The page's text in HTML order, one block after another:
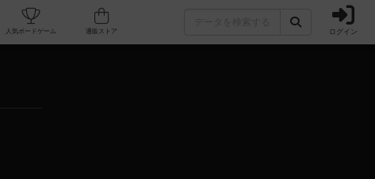
カフェ/店舗 人気ボードゲーム ログイン